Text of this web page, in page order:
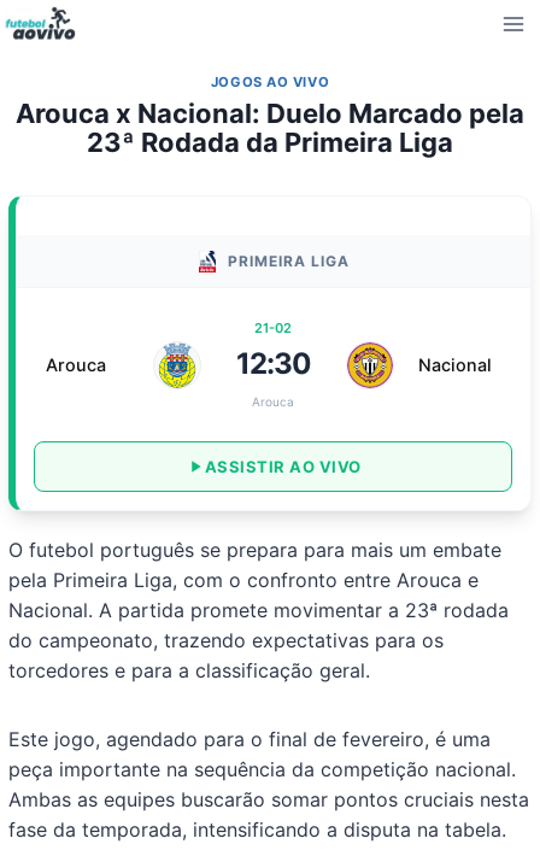
Pular
para
Conteúdo
JOGOS AO VIVO
Arouca x Nacional: Duelo Marcado pela
23ª Rodada da Primeira Liga
PRIMEIRA LIGA
Arouca
21-02
12:30
Arouca
Nacional
ASSISTIR AO VIVO
O futebol português se prepara para mais um embate
pela Primeira Liga, com o confronto entre Arouca e
Nacional. A partida promete movimentar a 23ª rodada
do campeonato, trazendo expectativas para os
torcedores e para a classificação geral.
Este jogo, agendado para o final de fevereiro, é uma
peça importante na sequência da competição nacional.
Ambas as equipes buscarão somar pontos cruciais nesta
fase da temporada, intensificando a disputa na tabela.